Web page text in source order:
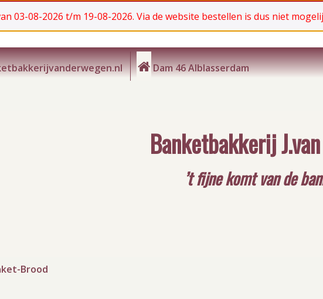
03-08-2026 t/m 19-08-2026. Via de website bestellen is dus niet
Dam 46 Alblasserdam
Banketbakkerij
’t fijne komt van de
Brood